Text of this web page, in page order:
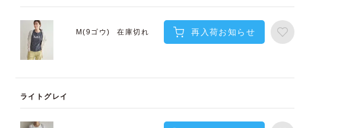
M(9ゴウ) 在庫切れ 再入荷お知らせ
ライトグレイ